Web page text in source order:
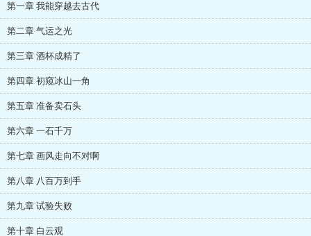
第一章 我能穿越去古代
第二章 气运之光
第三章 酒杯成精了
第四章 初窥冰山一角
第五章 准备卖石头
第六章 一石千万
第七章 画风走向不对啊
第八章 八百万到手
第九章 试验失败
第十章 白云观